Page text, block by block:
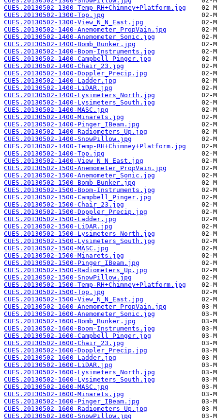
CUES.20130502-1300-Temp-RH+Chimney+Platform.jpg
CUES.20130502-1300-Top.jpg
CUES.20130502-1300-View_N_N_East.jpg
CUES.20130502-1400-Anemometer_PropVain.jpg
CUES.20130502-1400-Anemometer_Sonic.jpg
CUES.20130502-1400-Bomb_Bunker.jpg
CUES.20130502-1400-Boom-Instruments.jpg
CUES.20130502-1400-Campbell_Pinger.jpg
CUES.20130502-1400-Chair_23.jpg
CUES.20130502-1400-Doppler_Precip.jpg
CUES.20130502-1400-Ladder.jpg
CUES.20130502-1400-LiDAR.jpg
CUES.20130502-1400-Lysimeters_North.jpg
CUES.20130502-1400-Lysimeters_South.jpg
CUES.20130502-1400-MASC.jpg
CUES.20130502-1400-Minarets.jpg
CUES.20130502-1400-Pinger_IBeam.jpg
CUES.20130502-1400-Radiometers_Up.jpg
CUES.20130502-1400-SnowPillow.jpg
CUES.20130502-1400-Temp-RH+Chimney+Platform.jpg
CUES.20130502-1400-Top.jpg
CUES.20130502-1400-View_N_N_East.jpg
CUES.20130502-1500-Anemometer_PropVain.jpg
CUES.20130502-1500-Anemometer_Sonic.jpg
CUES.20130502-1500-Bomb_Bunker.jpg
CUES.20130502-1500-Boom-Instruments.jpg
CUES.20130502-1500-Campbell_Pinger.jpg
CUES.20130502-1500-Chair_23.jpg
CUES.20130502-1500-Doppler_Precip.jpg
CUES.20130502-1500-Ladder.jpg
CUES.20130502-1500-LiDAR.jpg
CUES.20130502-1500-Lysimeters_North.jpg
CUES.20130502-1500-Lysimeters_South.jpg
CUES.20130502-1500-MASC.jpg
CUES.20130502-1500-Minarets.jpg
CUES.20130502-1500-Pinger_IBeam.jpg
CUES.20130502-1500-Radiometers_Up.jpg
CUES.20130502-1500-SnowPillow.jpg
CUES.20130502-1500-Temp-RH+Chimney+Platform.jpg
CUES.20130502-1500-Top.jpg
CUES.20130502-1500-View_N_N_East.jpg
CUES.20130502-1600-Anemometer_PropVain.jpg
CUES.20130502-1600-Anemometer_Sonic.jpg
CUES.20130502-1600-Bomb_Bunker.jpg
CUES.20130502-1600-Boom-Instruments.jpg
CUES.20130502-1600-Campbell_Pinger.jpg
CUES.20130502-1600-Chair_23.jpg
CUES.20130502-1600-Doppler_Precip.jpg
CUES.20130502-1600-Ladder.jpg
CUES.20130502-1600-LiDAR.jpg
CUES.20130502-1600-Lysimeters_North.jpg
CUES.20130502-1600-Lysimeters_South.jpg
CUES.20130502-1600-MASC.jpg
CUES.20130502-1600-Minarets.jpg
CUES.20130502-1600-Pinger_IBeam.jpg
CUES.20130502-1600-Radiometers_Up.jpg
CUES.20130502-1600-SnowPillow.jpg